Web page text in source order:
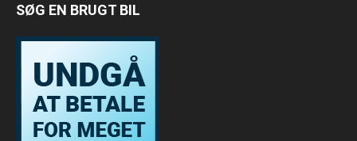
SØG EN BRUGT BIL